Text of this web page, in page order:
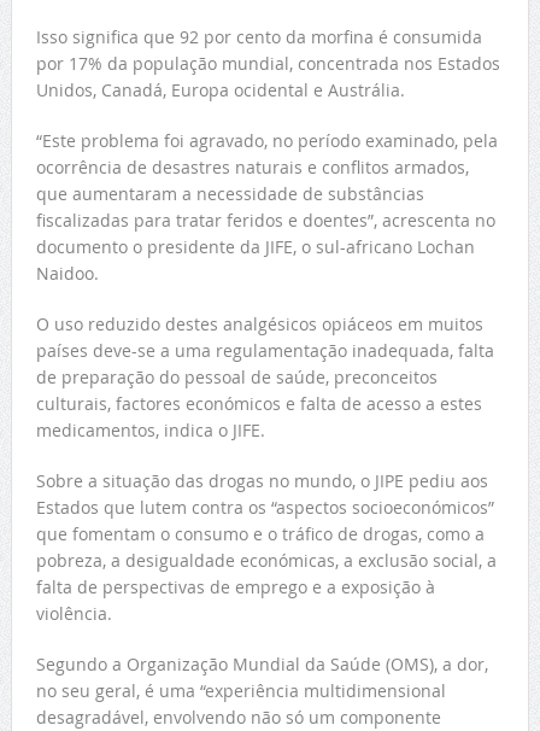
Isso significa que 92 por cento da morfina é consumida
por 17% da população mundial, concentrada nos Estados
Unidos, Canadá, Europa ocidental e Austrália.
“Este problema foi agravado, no período examinado, pela
ocorrência de desastres naturais e conflitos armados,
que aumentaram a necessidade de substâncias
fiscalizadas para tratar feridos e doentes”, acrescenta no
documento o presidente da JIFE, o sul-africano Lochan
Naidoo.
O uso reduzido destes analgésicos opiáceos em muitos
países deve-se a uma regulamentação inadequada, falta
de preparação do pessoal de saúde, preconceitos
culturais, factores económicos e falta de acesso a estes
medicamentos, indica o JIFE.
Sobre a situação das drogas no mundo, o JIPE pediu aos
Estados que lutem contra os “aspectos socioeconómicos”
que fomentam o consumo e o tráfico de drogas, como a
pobreza, a desigualdade económicas, a exclusão social, a
falta de perspectivas de emprego e a exposição à
violência.
Segundo a Organização Mundial da Saúde (OMS), a dor,
no seu geral, é uma “experiência multidimensional
desagradável, envolvendo não só um componente